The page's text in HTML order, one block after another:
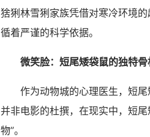
猞猁林雪猁家族凭借对寒冷环境
循着严谨的科学依据。
微笑脸：短尾矮袋鼠的独特骨
作为动物城的心理医生，短尾
并非电影的杜撰，在现实中，短
物”。